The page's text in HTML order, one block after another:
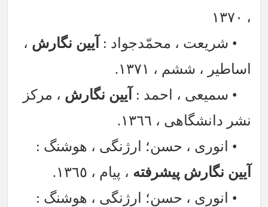
، ١٣٧٠
• شریعت ، محمّدجواد : آیین نگارش ،
اساطیر ، ششم ، ١٣٧١.
• سمیعی ، احمد : آیین نگارش ، مرکز
نشر دانشگاهی ، ١٣٦٦.
• انوری ، حسن؛ ارژنگی ، هوشنگ :
آیین نگارش پیشرفته ، پیام ، ١٣٦٥.
• انوری ، حسن؛ ارژنگی ، هوشنگ :